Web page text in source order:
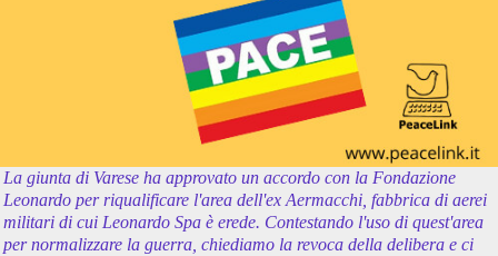
La giunta di Varese ha approvato un accordo con la Fondazione
Leonardo per riqualificare l'area dell'ex Aermacchi, fabbrica di aerei
militari di cui Leonardo Spa è erede. Contestando l'uso di quest'area
per normalizzare la guerra, chiediamo la revoca della delibera e ci